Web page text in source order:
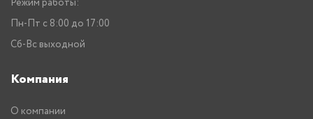
Пн-Пт с 8:00 до 17:00
Сб-Вс выходной
Компания
О компании